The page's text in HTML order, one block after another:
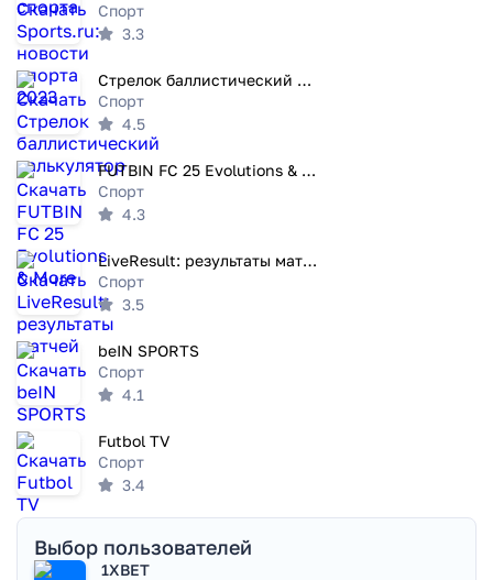
Спорт
3.3
Стрелок баллистический калькулятор
Спорт
4.5
FUTBIN FC 25 Evolutions & More
Спорт
4.3
LiveResult: результаты матчей
Спорт
3.5
beIN SPORTS
Спорт
4.1
Futbol TV
Спорт
3.4
Выбор пользователей
1XBET